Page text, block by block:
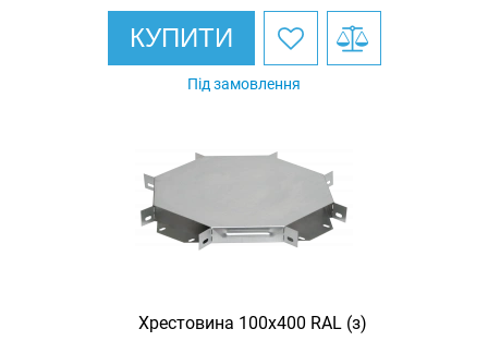
КУПИТИ
Під замовлення
Хрестовина 100х400 RAL (з)